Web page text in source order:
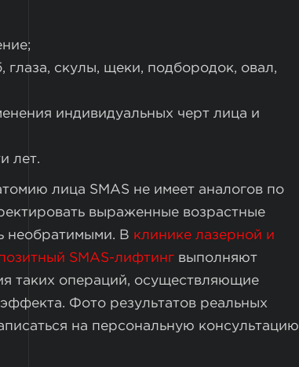
глаза, скулы, щеки, подбородок, овал,
индивидуальных черт лица и
лет.
лица SMAS не имеет аналогов по
выраженные возрастные
необратимыми. В клинике лазерной и
SMAS-лифтинг выполняют
таких операций, осуществляющие
Фото результатов реальных
на персональную консультацию